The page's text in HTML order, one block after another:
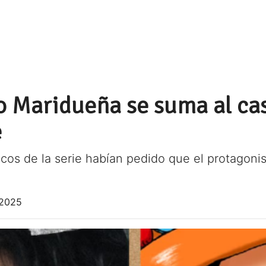
Maridueña se suma al
de la serie habían pedido que el